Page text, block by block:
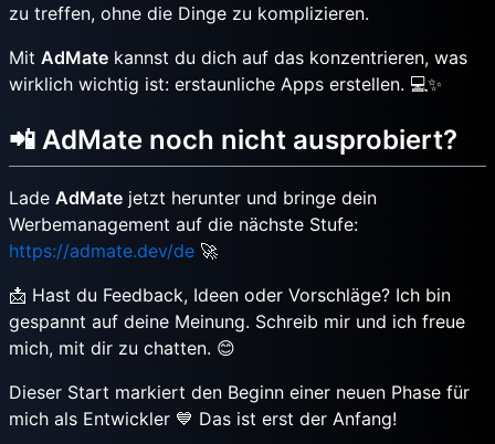
zu treffen, ohne die Dinge zu komplizieren.
Mit AdMate kannst du dich auf das konzentrieren, was
wirklich wichtig ist: erstaunliche Apps erstellen. 💻✨
📲 AdMate noch nicht ausprobiert?
Lade AdMate jetzt herunter und bringe dein
Werbemanagement auf die nächste Stufe:
https://admate.dev/de 🚀
📩 Hast du Feedback, Ideen oder Vorschläge? Ich bin
gespannt auf deine Meinung. Schreib mir und ich freue
mich, mit dir zu chatten. 😊
Dieser Start markiert den Beginn einer neuen Phase für
mich als Entwickler 💙 Das ist erst der Anfang!